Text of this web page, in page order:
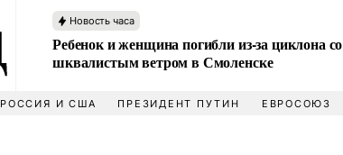
Новость часа
Ребенок и женщина погибли из-за циклона со
шквалистым ветром в Смоленске
РОССИЯ И США ПРЕЗИДЕНТ ПУТИН ЕВРОСОЮЗ